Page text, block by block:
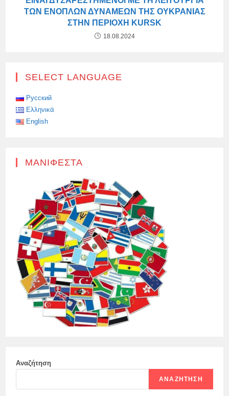
ΤΩΝ ΕΝΌΠΛΩΝ ΔΥΝΆΜΕΩΝ ΤΗΣ ΟΥΚΡΑΝΊΑΣ
ΣΤΗΝ ΠΕΡΙΟΧΉ KURSK
18.08.2024
SELECT LANGUAGE
Русский
Ελληνικά
English
ΜΑΝΙΦΈΣΤΑ
Αναζήτηση
ΑΝΑΖΉΤΗΣΗ